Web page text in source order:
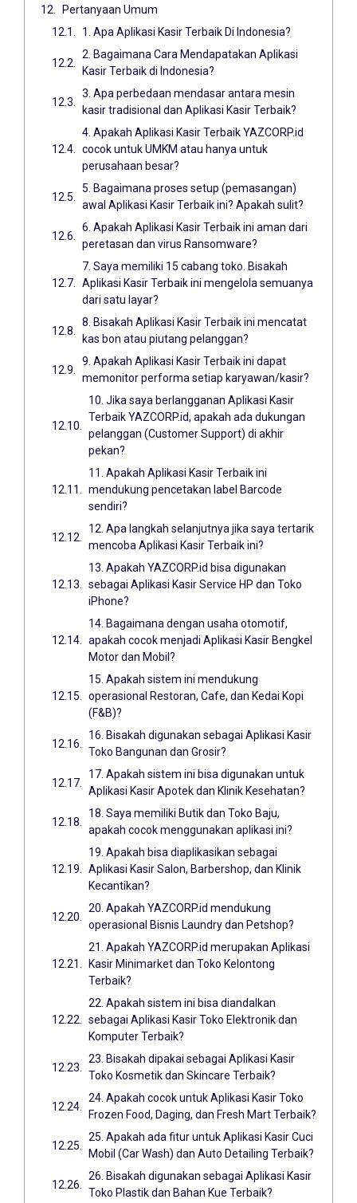
Pertanyaan Umum
1. Apa Aplikasi Kasir Terbaik Di Indonesia?
2. Bagaimana Cara Mendapatakan Aplikasi
Kasir Terbaik di Indonesia?
3. Apa perbedaan mendasar antara mesin
kasir tradisional dan Aplikasi Kasir Terbaik?
4. Apakah Aplikasi Kasir Terbaik YAZCORP.id
cocok untuk UMKM atau hanya untuk
perusahaan besar?
5. Bagaimana proses setup (pemasangan)
awal Aplikasi Kasir Terbaik ini? Apakah sulit?
6. Apakah Aplikasi Kasir Terbaik ini aman dari
peretasan dan virus Ransomware?
7. Saya memiliki 15 cabang toko. Bisakah
Aplikasi Kasir Terbaik ini mengelola semuanya
dari satu layar?
8. Bisakah Aplikasi Kasir Terbaik ini mencatat
kas bon atau piutang pelanggan?
9. Apakah Aplikasi Kasir Terbaik ini dapat
memonitor performa setiap karyawan/kasir?
10. Jika saya berlangganan Aplikasi Kasir
Terbaik YAZCORP.id, apakah ada dukungan
pelanggan (Customer Support) di akhir
pekan?
11. Apakah Aplikasi Kasir Terbaik ini
mendukung pencetakan label Barcode
sendiri?
12. Apa langkah selanjutnya jika saya tertarik
mencoba Aplikasi Kasir Terbaik ini?
13. Apakah YAZCORP.id bisa digunakan
sebagai Aplikasi Kasir Service HP dan Toko
iPhone?
14. Bagaimana dengan usaha otomotif,
apakah cocok menjadi Aplikasi Kasir Bengkel
Motor dan Mobil?
15. Apakah sistem ini mendukung
operasional Restoran, Cafe, dan Kedai Kopi
(F&B)?
16. Bisakah digunakan sebagai Aplikasi Kasir
Toko Bangunan dan Grosir?
17. Apakah sistem ini bisa digunakan untuk
Aplikasi Kasir Apotek dan Klinik Kesehatan?
18. Saya memiliki Butik dan Toko Baju,
apakah cocok menggunakan aplikasi ini?
19. Apakah bisa diaplikasikan sebagai
Aplikasi Kasir Salon, Barbershop, dan Klinik
Kecantikan?
20. Apakah YAZCORP.id mendukung
operasional Bisnis Laundry dan Petshop?
21. Apakah YAZCORP.id merupakan Aplikasi
Kasir Minimarket dan Toko Kelontong
Terbaik?
22. Apakah sistem ini bisa diandalkan
sebagai Aplikasi Kasir Toko Elektronik dan
Komputer Terbaik?
23. Bisakah dipakai sebagai Aplikasi Kasir
Toko Kosmetik dan Skincare Terbaik?
24. Apakah cocok untuk Aplikasi Kasir Toko
Frozen Food, Daging, dan Fresh Mart Terbaik?
25. Apakah ada fitur untuk Aplikasi Kasir Cuci
Mobil (Car Wash) dan Auto Detailing Terbaik?
26. Bisakah digunakan sebagai Aplikasi Kasir
Toko Plastik dan Bahan Kue Terbaik?